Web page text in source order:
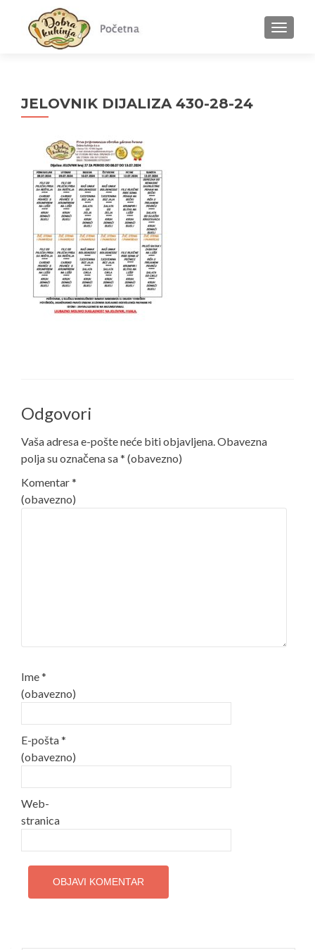
MENU
JELOVNIK DIJALIZA 430-28-24
Odgovori
Vaša adresa e-pošte neće biti objavljena.Obavezna
polja su označena sa* (obavezno)
Komentar*
(obavezno)
Ime*
(obavezno)
E-pošta*
(obavezno)
Web-
stranica